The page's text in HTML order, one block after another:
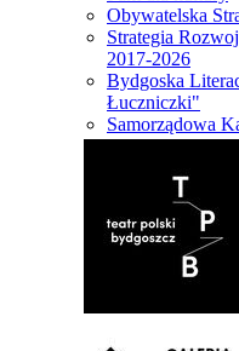
Obywatelska
Strategia
2017-2026
Bydgoska
Łuczniczki"
Samorządowa